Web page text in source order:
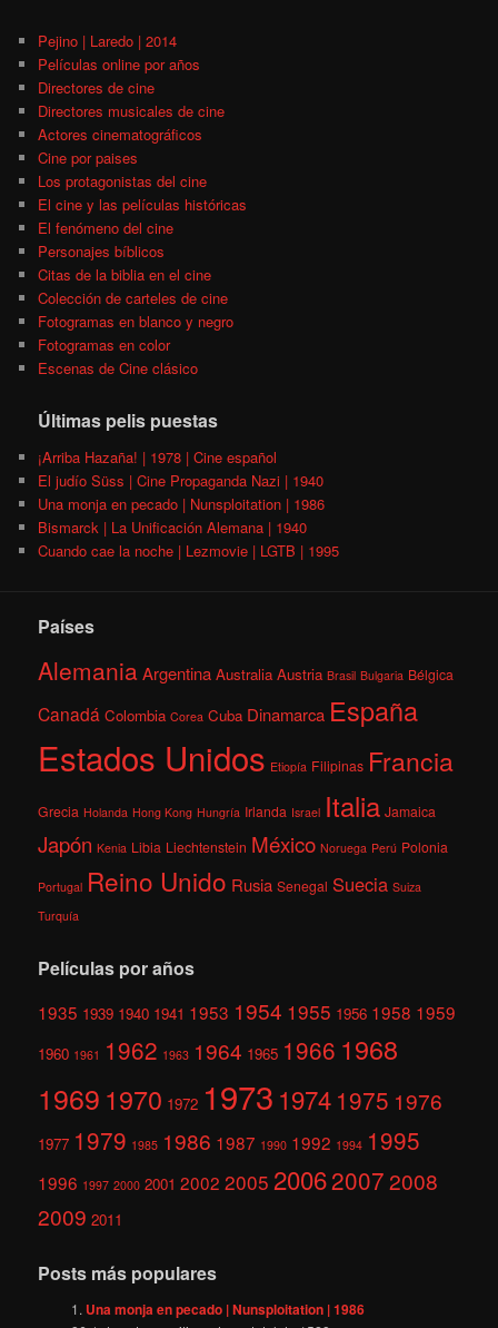
Pejino | Laredo | 2014
Películas online por años
Directores de cine
Directores musicales de cine
Actores cinematográficos
Cine por paises
Los protagonistas del cine
El cine y las películas históricas
El fenómeno del cine
Personajes bíblicos
Citas de la biblia en el cine
Colección de carteles de cine
Fotogramas en blanco y negro
Fotogramas en color
Escenas de Cine clásico
Últimas pelis puestas
¡Arriba Hazaña! | 1978 | Cine español
El judío Süss | Cine Propaganda Nazi | 1940
Una monja en pecado | Nunsploitation | 1986
Bismarck | La Unificación Alemana | 1940
Cuando cae la noche | Lezmovie | LGTB | 1995
Países
AlemaniaArgentina Australia Austria Brasil Bulgaria Bélgica
Canadá Colombia Corea Cuba Dinamarca España
Estados Unidos Etiopía Filipinas Francia
Grecia Holanda Hong Kong Hungría Irlanda Israel Italia Jamaica
Japón Kenia Libia Liechtenstein México Noruega Perú Polonia
Portugal Reino Unido Rusia Senegal Suecia Suiza
Turquía
Películas por años
1935 1939 1940 1941 1953 1954 1955 1956 1958 1959
1960 1961 1962 1963 1964 1965 1966 1968
1969 1970 1972 1973 1974 1975 1976
1977 1979 1985 1986 1987 1990 1992 1994 1995
1996 1997 2000 2001 2002 2005 200620072008
2009 2011
Posts más populares
Una monja en pecado | Nunsploitation | 1986